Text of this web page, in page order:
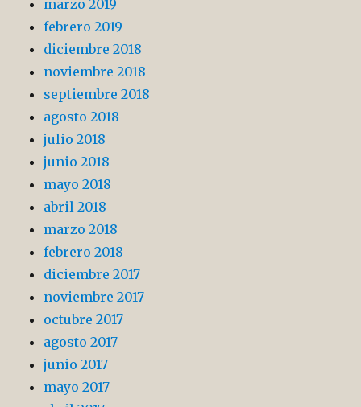
marzo 2019
febrero 2019
diciembre 2018
noviembre 2018
septiembre 2018
agosto 2018
julio 2018
junio 2018
mayo 2018
abril 2018
marzo 2018
febrero 2018
diciembre 2017
noviembre 2017
octubre 2017
agosto 2017
junio 2017
mayo 2017